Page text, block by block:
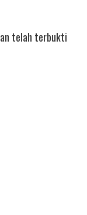
telah terbukti